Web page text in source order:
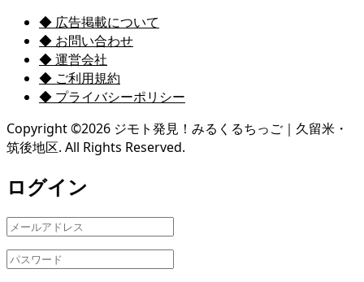
◆ 広告掲載について
◆ お問い合わせ
◆ 運営会社
◆ ご利用規約
◆ プライバシーポリシー
Copyright ©2026 ジモト発見！みるくるちっご｜久留米・
筑後地区. All Rights Reserved.
ログイン